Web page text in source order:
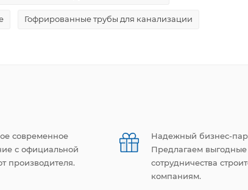
Гофрированные трубы для канализации
современное
с официальной
производителя.
Надежный бизнес-
Предлагаем выгодные
сотрудничества
компаниям.